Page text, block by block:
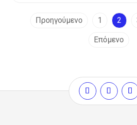
Προηγούμενο 1 2
Επόμενο